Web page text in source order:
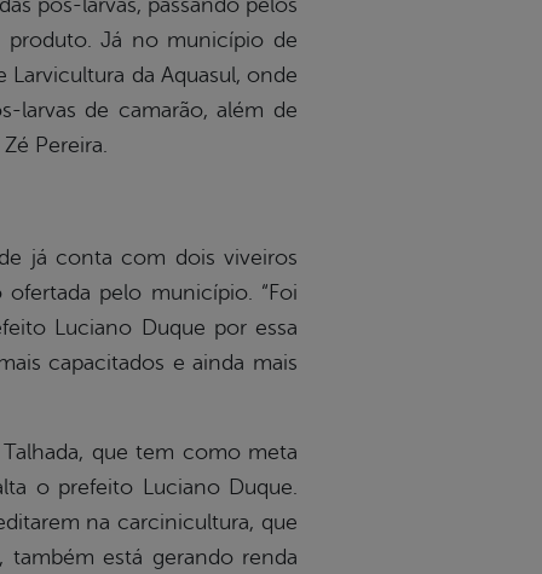
pós-larvas, passando pelos
produto. Já no município de
da Aquasul, onde
larvas de camarão, além de
Pereira.
já conta com dois viveiros
pelo município. “Foi
Luciano Duque por essa
capacitados e ainda mais
que tem como meta
o prefeito Luciano Duque.
na carcinicultura, que
está gerando renda